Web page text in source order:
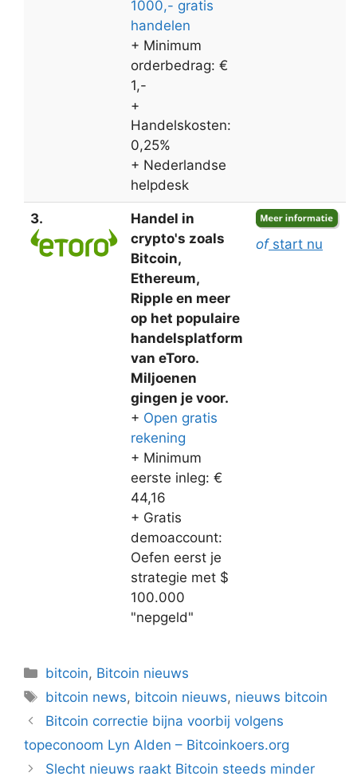
1000,- gratis
handelen
+ Minimum
orderbedrag: €
1,-
+
Handelskosten:
0,25%
+ Nederlandse
helpdesk
3.
Handel in
crypto's zoals
Bitcoin,
Ethereum,
Ripple en meer
op het populaire
handelsplatform
van eToro.
Miljoenen
gingen je voor.
+ Open gratis
rekening
+ Minimum
eerste inleg: €
44,16
+ Gratis
demoaccount:
Oefen eerst je
strategie met $
100.000
"nepgeld"
ofstart nu
Categorieën
bitcoin, Bitcoin nieuws
Tags
bitcoin news, bitcoin nieuws, nieuws bitcoin
Berichtnavigatie
Bitcoin correctie bijna voorbij volgens
topeconoom Lyn Alden – Bitcoinkoers.org
Slecht nieuws raakt Bitcoin steeds minder